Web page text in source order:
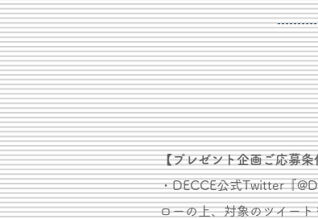
【プレゼント企画ご応募条
・DECCE公式Twitter『
ローの上、対象のツイー